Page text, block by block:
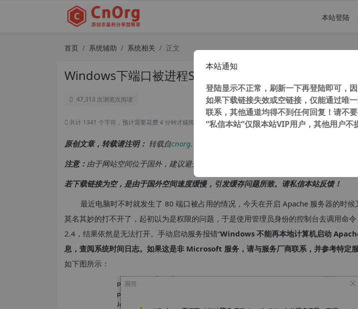
本站登陆
首页 系统辅助 系统相关 正文
Windows下端口被进程System占用的解决方法
47,313 次浏览次阅读
共计 1341 个字符，预计需要花费 4 分钟才能阅读完成。
原创文章，转载请注明： 转载自cnorg.12hp.de
注意： 由于网站空间位于国外，建议避开晚上的访问高峰期，以免因访问缓慢而影响你的
若下载链接为空，是由于国外空间速度缓慢，引发缓存问题所致。请私信本站反馈！
最近电脑时不时就发生了 80 端口被占用的情况，今天在开启 Apache 服务器的时候
莫名其妙的打不开了，起初以为是权限的问题，于是使用管理员身份的控制台去调用命
2.4，结果依然是无法打开。手动启动服务报错“Windows 不能再本地计算机启动
息，查阅系统时间日志。如果这是非 Microsoft 服务，请与服务厂商联系，并参考特定服
如下图所示：
本站通知
登陆显示不正常，刷新一下再登陆即可，
如果下载链接失效或空链接，仅能通过唯
联系，其他通道均得不到任何回复！请不
“私信本站”仅限本站VIP用户，其他用户不